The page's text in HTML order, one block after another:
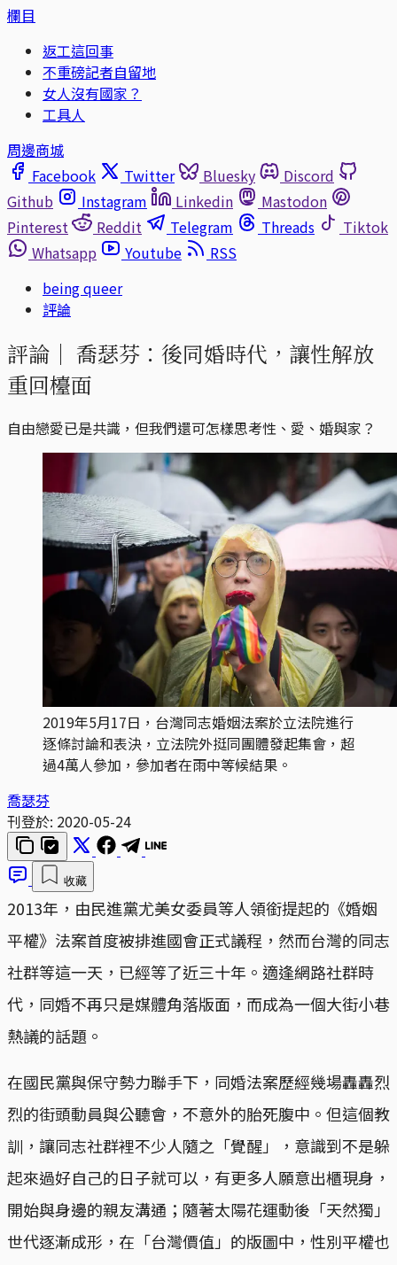
欄目
返工這回事
不重磅記者自留地
女人沒有國家？
工具人
周邊商城
Facebook
Twitter Bluesky
Discord
Github
Instagram Linkedin
Mastodon
Pinterest
Reddit Telegram Threads
Tiktok
Whatsapp
Youtube
RSS
being queer
評論
評論｜ 喬瑟芬：後同婚時代，讓性解放
重回檯面
自由戀愛已是共識，但我們還可怎樣思考性、愛、婚與家？
2019年5月17日，台灣同志婚姻法案於立法院進行
逐條討論和表決，立法院外挺同團體發起集會，超
過4萬人參加，參加者在雨中等候結果。
喬瑟芬
刊登於: 2020-05-24
收藏
2013年，由民進黨尤美女委員等人領銜提起的《婚姻
平權》法案首度被排進國會正式議程，然而台灣的同志
社群等這一天，已經等了近三十年。適逢網路社群時
代，同婚不再只是媒體角落版面，而成為一個大街小巷
熱議的話題。
在國民黨與保守勢力聯手下，同婚法案歷經幾場轟轟烈
烈的街頭動員與公聽會，不意外的胎死腹中。但這個教
訓，讓同志社群裡不少人隨之「覺醒」，意識到不是躲
起來過好自己的日子就可以，有更多人願意出櫃現身，
開始與身邊的親友溝通；隨著太陽花運動後「天然獨」
世代逐漸成形，在「台灣價值」的版圖中，性別平權也